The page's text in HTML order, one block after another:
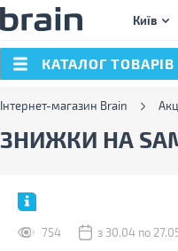
Київ
КАТАЛОГ ТОВАРІВ
Інтернет-магазин Brain
ЗНИЖКИ НА
754 з 30.04 по